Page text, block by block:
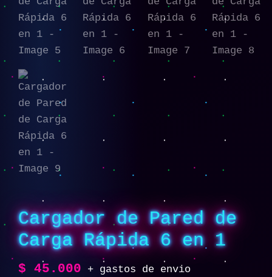
Cargador de Pared de
Carga Rápida 6 en 1
$ 45.000
+ gastos de envio